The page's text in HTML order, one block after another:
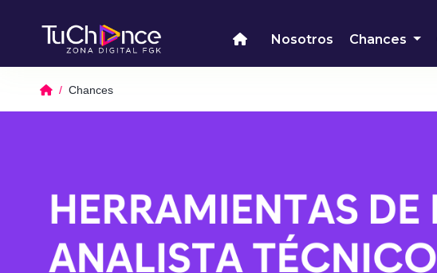
Nosotros Chances
Chances